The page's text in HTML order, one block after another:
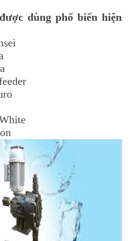
dùng phổ biến hiện